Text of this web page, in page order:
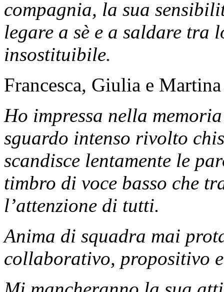
compagnia, la sua
legare a sè e a saldare tra
insostituibile.
Francesca, Giulia e Martina
Ho impressa nella
sguardo intenso rivolto
scandisce lentamente le
timbro di voce basso che
l’attenzione di tutti.
Anima di squadra mai
collaborativo, propositivo